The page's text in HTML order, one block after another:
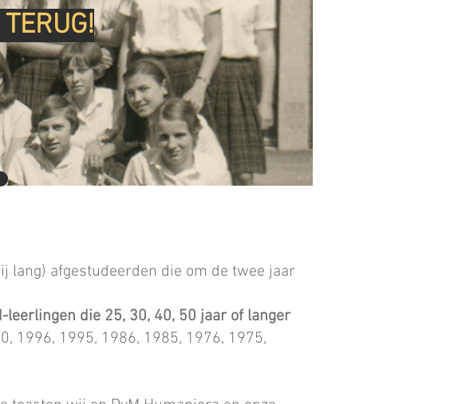
lang) afgestudeerden die om de twee jaar
leerlingen die 25, 30, 40, 50 jaar of langer
1996, 1995, 1986, 1985, 1976, 1975,